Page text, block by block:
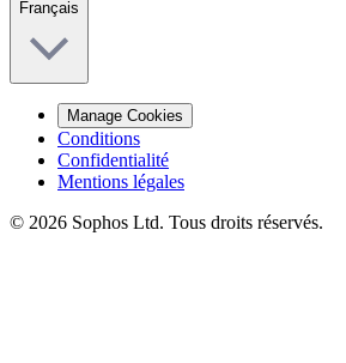
Français
Manage Cookies
Conditions
Confidentialité
Mentions légales
© 2026 Sophos Ltd. Tous droits réservés.